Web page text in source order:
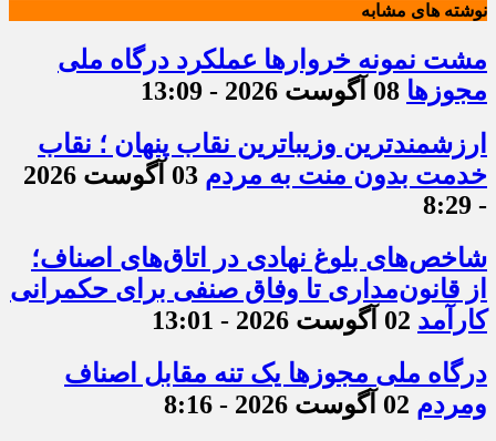
نوشته های مشابه
مشت نمونه خروارها عملکرد درگاه ملی
مجوزها 08 آگوست 2026 - 13:09
ارزشمندترین وزیباترین نقاب پنهان ؛ نقاب
خدمت بدون منت به مردم
03 آگوست 2026
- 8:29
شاخص‌های بلوغ نهادی در اتاق‌های اصناف؛
از قانون‌مداری تا وفاق صنفی برای حکمرانی
کارآمد 02 آگوست 2026 - 13:01
درگاه ملی مجوزها یک تنه مقابل اصناف
ومردم 02 آگوست 2026 - 8:16